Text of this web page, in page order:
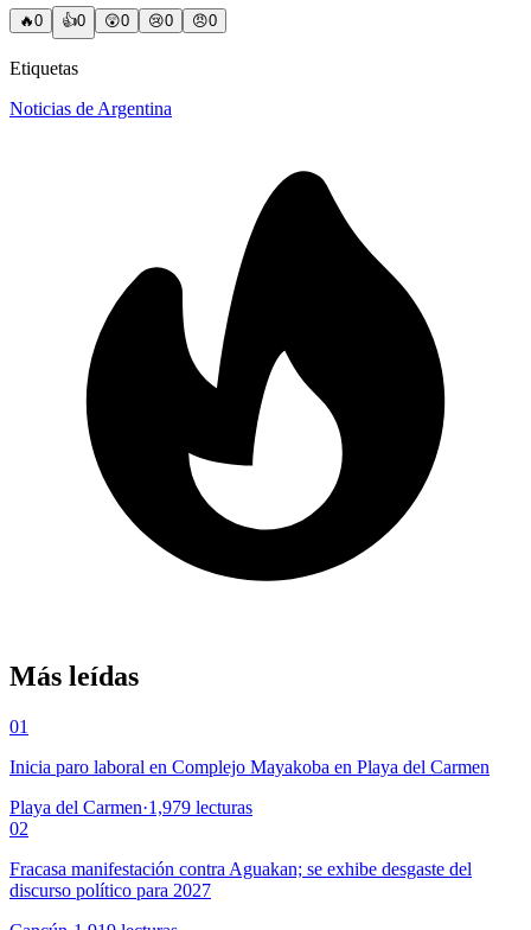
🔥0 👍0 😲0 😢0 😠0
Etiquetas
Noticias de Argentina
Más leídas
01
Inicia paro laboral en Complejo Mayakoba en Playa del Carmen
Playa del Carmen·1,979 lecturas
02
Fracasa manifestación contra Aguakan; se exhibe desgaste del
discurso político para 2027